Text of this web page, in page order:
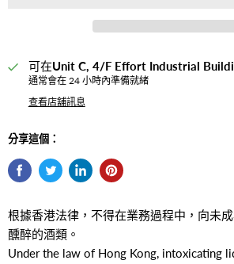
可在Unit C, 4/F Effort Industrial
通常會在 24 小時內準備就緒
查看店舖訊息
分享這個：
根據香港法律，不得在業務過程中，向未
醺醉的酒類。
Under the law of Hong Kong, intoxicating